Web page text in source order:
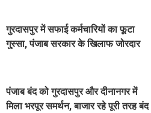
गुरदासपुर में सफाई कर्मचारियों का फूटा
गुस्सा, पंजाब सरकार के खिलाफ जोरदार
पंजाब बंद को गुरदासपुर और दीनानगर में
मिला भरपूर समर्थन, बाजार रहे पूरी तरह बंद